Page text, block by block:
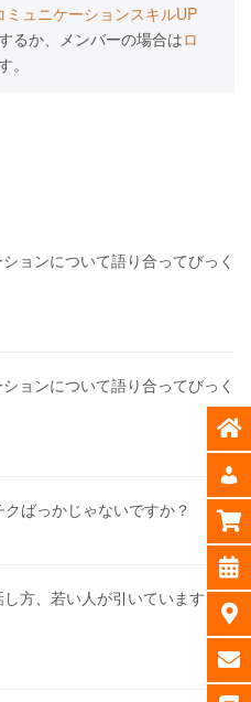
ミュニケーションスキルUP
るか、メンバーの場合はロ
。
ョンについて語り合ってびっく
ョンについて語り合ってびっく
ばっかじゃないですか？
方、若い人が引いています